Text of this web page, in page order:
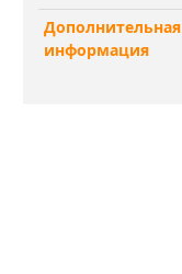
Дополнительная
информация